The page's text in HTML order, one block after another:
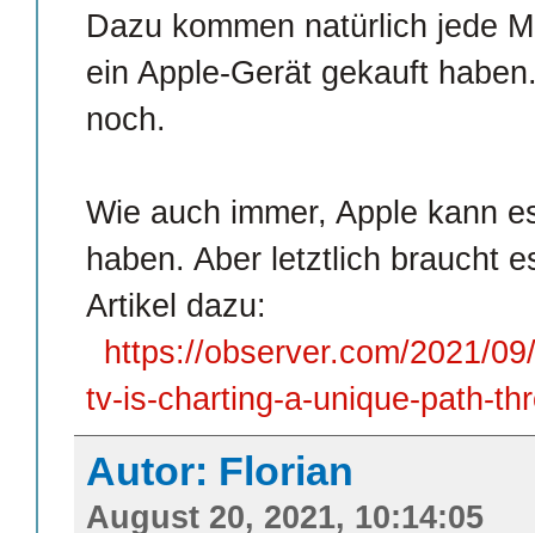
Dazu kommen natürlich jede
ein Apple-Gerät gekauft
noch.
Wie auch immer, Apple kann
haben. Aber letztlich braucht
Artikel dazu:
https://observer.com/2021/
tv-is-charting-a-unique-path-
Autor: Florian
August 20, 2021, 10:14:05